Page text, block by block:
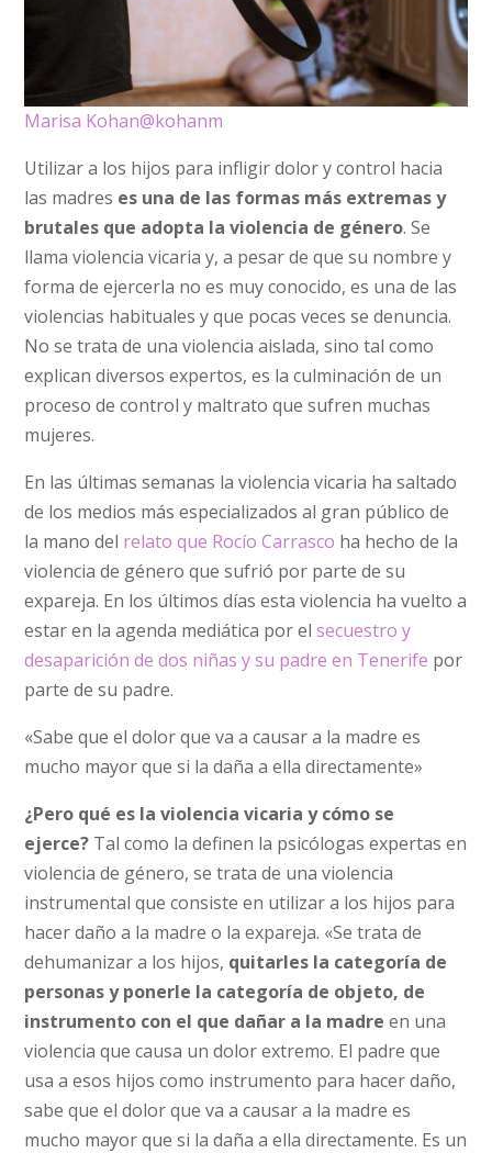
Marisa Kohan@kohanm
Utilizar a los hijos para infligir dolor y control hacia
las madres es una de las formas más extremas y
brutales que adopta la violencia de género. Se
llama violencia vicaria y, a pesar de que su nombre y
forma de ejercerla no es muy conocido, es una de las
violencias habituales y que pocas veces se denuncia.
No se trata de una violencia aislada, sino tal como
explican diversos expertos, es la culminación de un
proceso de control y maltrato que sufren muchas
mujeres.
En las últimas semanas la violencia vicaria ha saltado
de los medios más especializados al gran público de
la mano del relato que Rocío Carrasco ha hecho de la
violencia de género que sufrió por parte de su
expareja. En los últimos días esta violencia ha vuelto a
estar en la agenda mediática por elsecuestro y
desaparición de dos niñas y su padre en Tenerife por
parte de su padre.
«Sabe que el dolor que va a causar a la madre es
mucho mayor que si la daña a ella directamente»
¿Pero qué es la violencia vicaria y cómo se
ejerce? Tal como la definen la psicólogas expertas en
violencia de género, se trata de una violencia
instrumental que consiste en utilizar a los hijos para
hacer daño a la madre o la expareja. «Se trata de
dehumanizar a los hijos, quitarles la categoría de
personas y ponerle la categoría de objeto, de
instrumento con el que dañar a la madre en una
violencia que causa un dolor extremo. El padre que
usa a esos hijos como instrumento para hacer daño,
sabe que el dolor que va a causar a la madre es
mucho mayor que si la daña a ella directamente. Es un